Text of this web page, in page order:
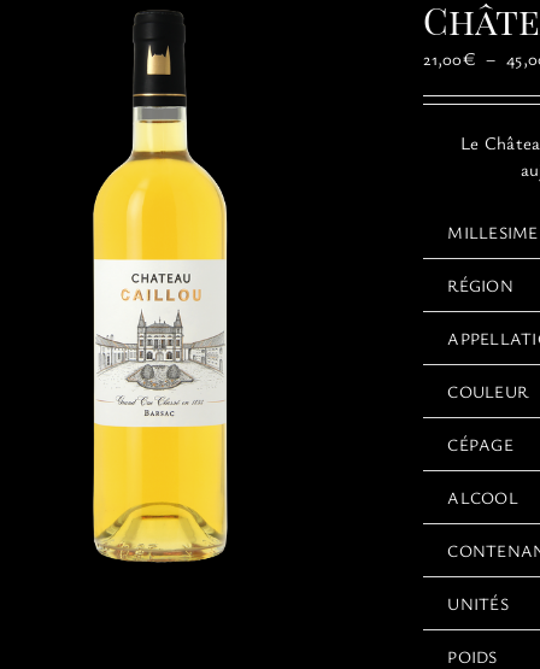
21,00€ –
Le
RÉGION
COULEUR
CÉPAGE
ALCOOL
UNITÉS
POIDS